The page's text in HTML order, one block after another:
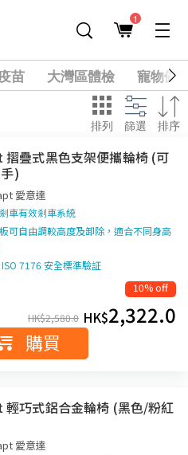
1
苗 大灣區體檢
寵物健
排列 篩選 排序
疊式黑色支架便攜輪椅 (可
)
愛意達
車有效剎車系統
可自由調較高度及卸除，適合不同身高
7176 安全標準驗証
10% off
HK$2,580.0 HK$2,322.0
購買
巧式鋁合金輪椅 (黑色/粉紅
愛意達